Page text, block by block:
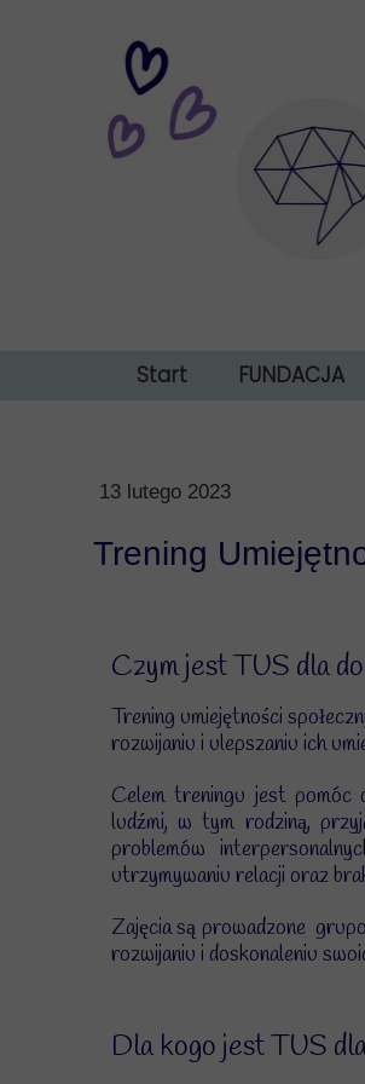
13 lutego 2023
Trening
Start FUNDACJA
Czym jest TUS dla
Trening umiejętności
rozwijaniu i ulepszaniu ich
Celem treningu jest pomóc
ludźmi, w tym rodziną,
problemów
utrzymywaniu relacji oraz
Zajęcia są prowadzone
rozwijaniu i doskonaleniu
Dla kogo jest TUS